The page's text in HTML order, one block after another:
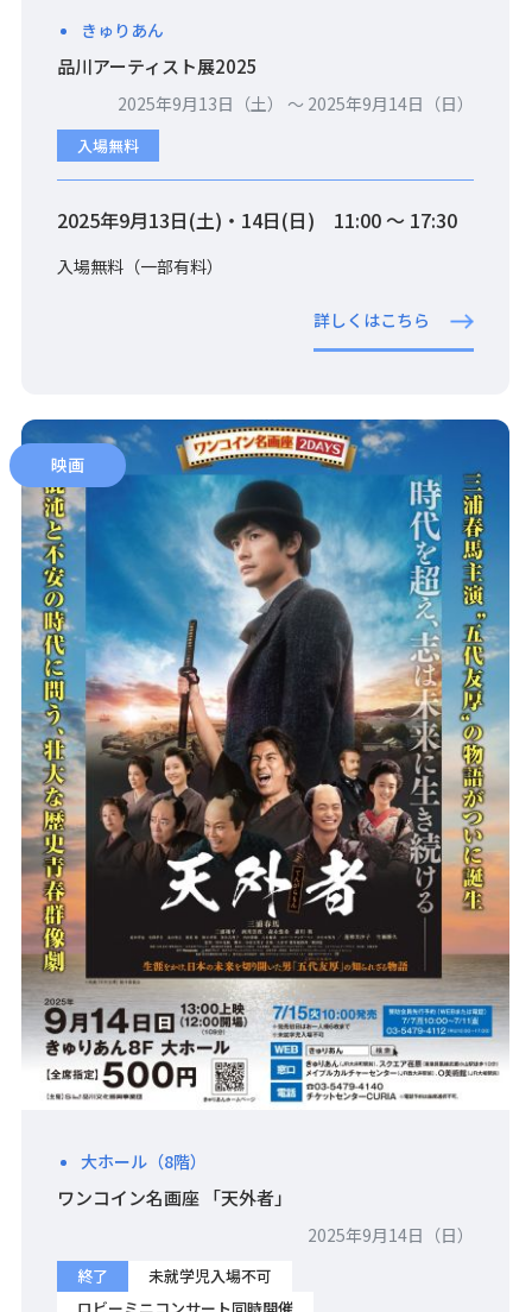
きゅりあん
品川アーティスト展2025
2025年9月13日（土） 〜 2025年9月14日（日）
入場無料
2025年9月13日(土)・14日(日) 11:00 〜 17:30
入場無料（一部有料）
詳しくはこちら
大ホール（8階）
ワンコイン名画座 「天外者」
映画
2025年9月14日（日）
終了
未就学児入場不可